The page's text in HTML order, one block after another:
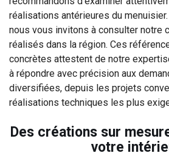
réalisations antérieures du menuisier.
nous vous invitons à consulter notre
réalisés dans la région. Ces
concrètes attestent de notre
à répondre avec précision aux
diversifiées, depuis les projets
réalisations techniques les plus
Des créations sur
votre